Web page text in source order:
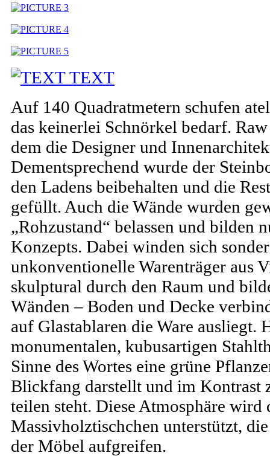
TEXT
Auf 140 Quadratmetern schufen
das keinerlei Schnörkel bedarf.
dem die Designer und
Dementsprechend wurde der
den Ladens beibehalten und die
gefüllt. Auch die Wände wurden
„Rohzustand“ belassen und bilden
Konzepts. Dabei winden sich
unkonventionelle Warenträger aus
skulptural durch den Raum und
Wänden – Boden und Decke
auf Glastablaren die Ware ausliegt.
monumentalen, kubusartigen
Sinne des Wortes eine grüne
Blickfang darstellt und im Kontrast
teilen steht. Diese Atmosphäre
Massivholztischchen unterstützt,
der Möbel aufgreifen.